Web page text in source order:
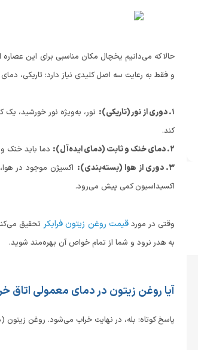
حالا که می‌دانیم یخچال مکان مناسبی برای این
و فقط به رعایت سه اصل کلیدی نیاز دارد: تاریکی،
۱. دوری از نور (تاریکی):
نور، به‌ویژه نور خورشید،
کند.
۲. دمای خنک و ثابت (دمای ایده‌آل):
دما باید خنک
۳. دوری از هوا (بسته‌بندی):
اکسیژن موجود در
اکسیداسیون کمی پیش می‌رود.
وقتی در موردقیمت روغن زیتون فرابکر تحقیق
به هدر نرود و شما از تمام خواص آن بهره‌مند شوید.
آیا روغن زیتون در دمای معمولی اتاق
پاسخ کوتاه: بله، در نهایت خراب می‌شود. روغن زیتون